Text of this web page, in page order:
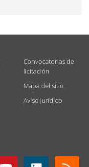
Convocatorias de
licitación
Mapa del sitio
Aviso jurídico